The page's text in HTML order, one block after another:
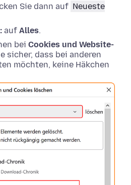
Sie dann auf Neueste
auf Alles.
bei Cookies und Website-
sicher, dass bei anderen
möchten, keine Häkchen